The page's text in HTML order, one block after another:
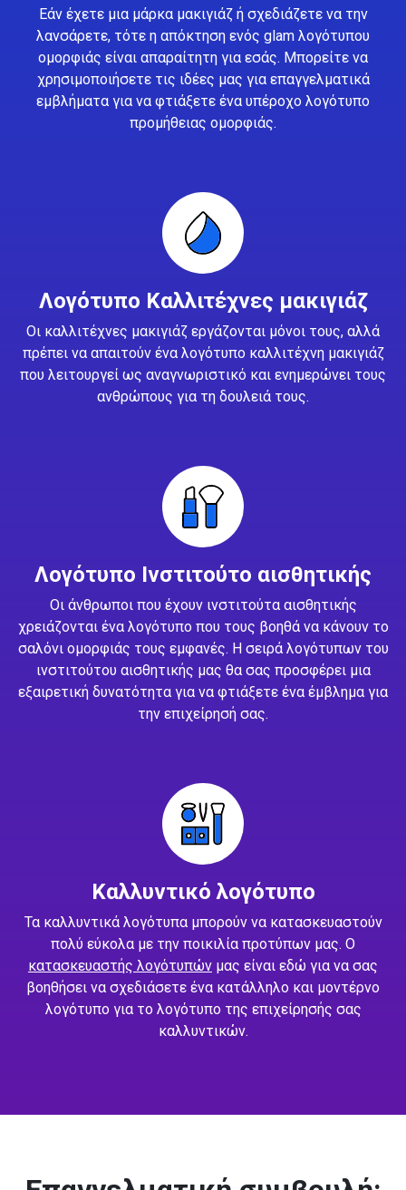
Εάν έχετε μια μάρκα μακιγιάζ ή σχεδιάζετε να την
λανσάρετε, τότε η απόκτηση ενός glam λογότυπου
ομορφιάς είναι απαραίτητη για εσάς. Μπορείτε να
χρησιμοποιήσετε τις ιδέες μας για επαγγελματικά
εμβλήματα για να φτιάξετε ένα υπέροχο λογότυπο
προμήθειας ομορφιάς.
Λογότυπο Καλλιτέχνες μακιγιάζ
Οι καλλιτέχνες μακιγιάζ εργάζονται μόνοι τους, αλλά
πρέπει να απαιτούν ένα λογότυπο καλλιτέχνη μακιγιάζ
που λειτουργεί ως αναγνωριστικό και ενημερώνει τους
ανθρώπους για τη δουλειά τους.
Λογότυπο Ινστιτούτο αισθητικής
Οι άνθρωποι που έχουν ινστιτούτα αισθητικής
χρειάζονται ένα λογότυπο που τους βοηθά να κάνουν το
σαλόνι ομορφιάς τους εμφανές. Η σειρά λογότυπων του
ινστιτούτου αισθητικής μας θα σας προσφέρει μια
εξαιρετική δυνατότητα για να φτιάξετε ένα έμβλημα για
την επιχείρησή σας.
Καλλυντικό λογότυπο
Τα καλλυντικά λογότυπα μπορούν να κατασκευαστούν
πολύ εύκολα με την ποικιλία προτύπων μας. Ο
κατασκευαστής λογότυπών μας είναι εδώ για να σας
βοηθήσει να σχεδιάσετε ένα κατάλληλο και μοντέρνο
λογότυπο για το λογότυπο της επιχείρησής σας
καλλυντικών.